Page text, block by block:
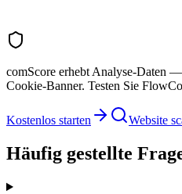
comScore erhebt Analyse-Daten
Cookie-Banner. Testen Sie
Kostenlos starten Website
Häufig gestellte